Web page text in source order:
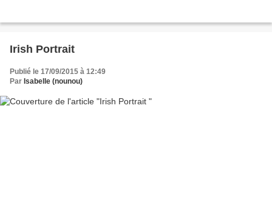
Irish Portrait
Publié le 17/09/2015 à 12:49
Par Isabelle (nounou)